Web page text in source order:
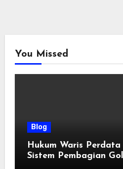
You Missed
Blog
Hukum Waris
Sistem Pembagian